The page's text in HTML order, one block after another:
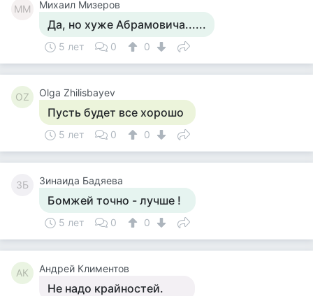
ММ Михаил Мизеров
Да, но хуже Абрамовича......
5 лет 0 0
OZ Olga Zhilisbayev
Пусть будет все хорошо
5 лет 0 0
ЗБ Зинаида Бадяева
Бомжей точно - лучше !
5 лет 0 0
АК Андрей Климентов
Не надо крайностей.